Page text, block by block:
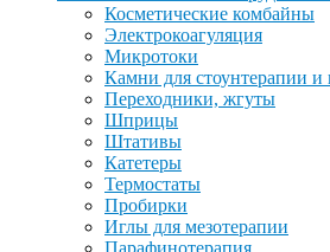
Косметические комбайны
Электрокоагуляция
Микротоки
Камни для стоунтерапии и
Переходники, жгуты
Шприцы
Штативы
Катетеры
Термостаты
Пробирки
Иглы для мезотерапии
Парафинотерапия